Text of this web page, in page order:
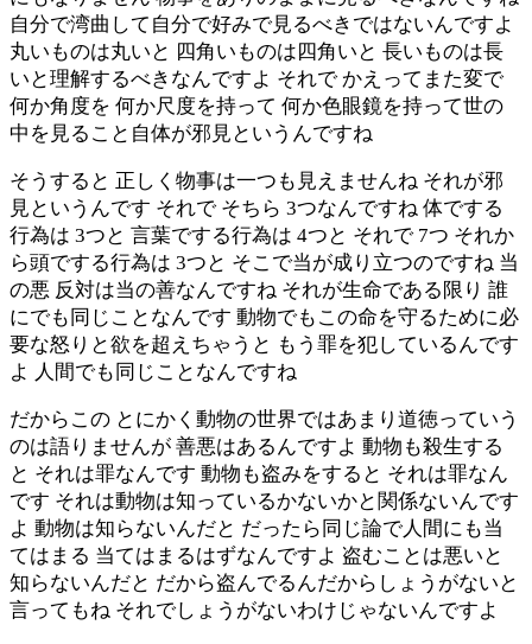
自分で湾曲して自分で好みで見るべきではないんですよ
丸いものは丸いと 四角いものは四角いと 長いものは長
いと理解するべきなんですよ それで かえってまた変で
何か角度を 何か尺度を持って 何か色眼鏡を持って世の
中を見ること自体が邪見というんですね
そうすると 正しく物事は一つも見えませんね それが邪
見というんです それで そちら 3つなんですね 体でする
行為は 3つと 言葉でする行為は 4つと それで 7つ それか
ら頭でする行為は 3つと そこで当が成り立つのですね 当
の悪 反対は当の善なんですね それが生命である限り 誰
にでも同じことなんです 動物でもこの命を守るために必
要な怒りと欲を超えちゃうと もう罪を犯しているんです
よ 人間でも同じことなんですね
だからこの とにかく動物の世界ではあまり道徳っていう
のは語りませんが 善悪はあるんですよ 動物も殺生する
と それは罪なんです 動物も盗みをすると それは罪なん
です それは動物は知っているかないかと関係ないんです
よ 動物は知らないんだと だったら同じ論で人間にも当
てはまる 当てはまるはずなんですよ 盗むことは悪いと
知らないんだと だから盗んでるんだからしょうがないと
言ってもね それでしょうがないわけじゃないんですよ